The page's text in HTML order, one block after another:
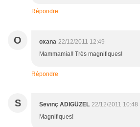
Répondre
O oxana 22/12/2011 12:49
Mammamia!! Très magnifiques!
Répondre
S Sevınç ADIGÜZEL 22/12/2011 10:48
Magnifiques!